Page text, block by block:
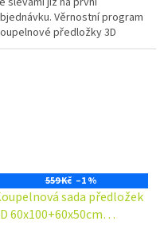
Věrnostní program
předložky 3D
svým fototiskem,
559 Kč –1 %
sada předložek
60x100+60x50cm